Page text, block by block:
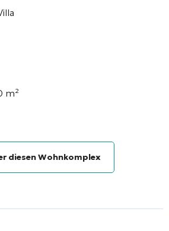
m²
diesen Wohnkomplex